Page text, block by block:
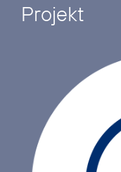
Projekt